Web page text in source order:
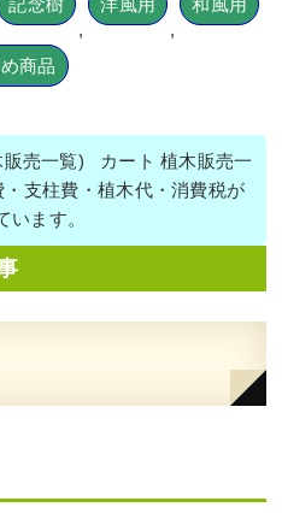
記念樹
,
洋風用
,
和風用
商品
販売一覧) カート 植木販売一
支柱費・植木代・消費税が
います。